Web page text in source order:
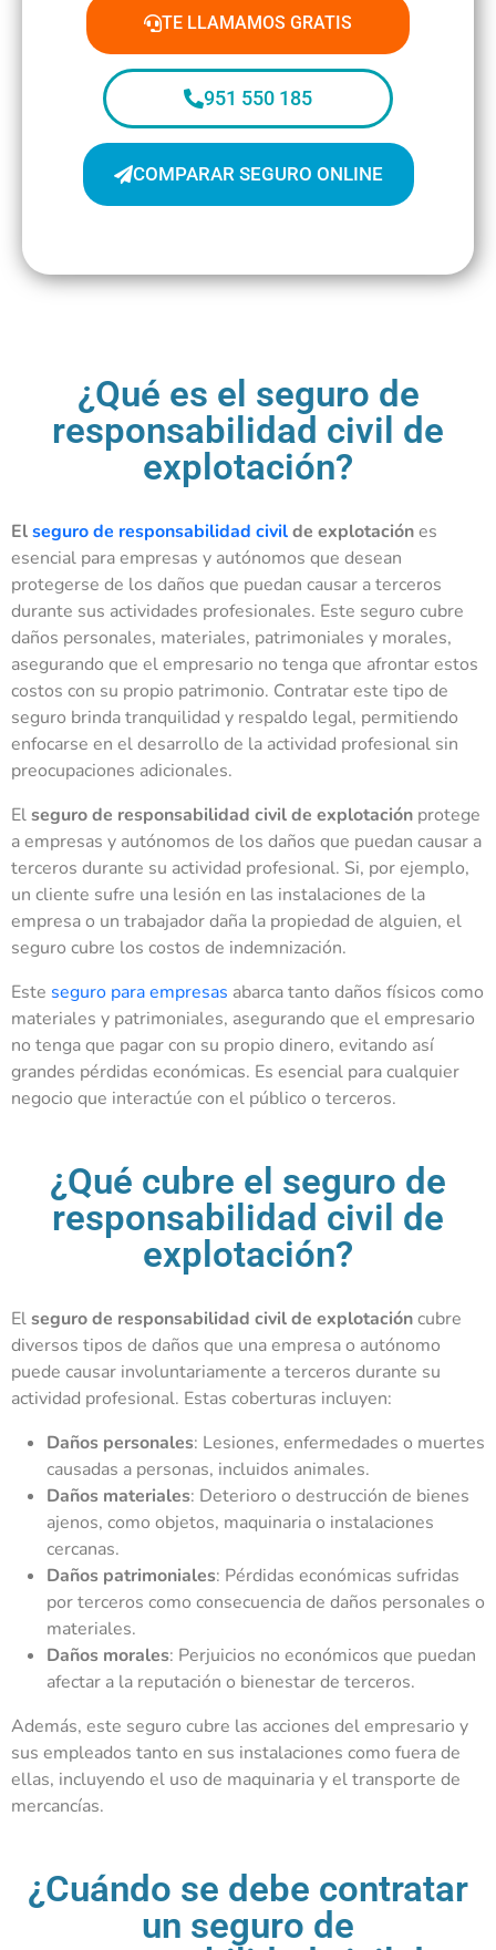
TE LLAMAMOS GRATIS
951 550 185
COMPARAR SEGURO ONLINE
¿Qué es el seguro de
responsabilidad civil de
explotación?
Elseguro de responsabilidad civilde explotaciónes
esencial para empresas y autónomos que desean
protegerse de los daños que puedan causar a terceros
durante sus actividades profesionales. Este seguro cubre
daños personales, materiales, patrimoniales y morales,
asegurando que el empresario no tenga que afrontar estos
costos con su propio patrimonio. Contratar este tipo de
seguro brinda tranquilidad y respaldo legal, permitiendo
enfocarse en el desarrollo de la actividad profesional sin
preocupaciones adicionales.
Elseguro de responsabilidad civil de explotación protege
a empresas y autónomos de los daños que puedan causar a
terceros durante su actividad profesional. Si, por ejemplo,
un cliente sufre una lesión en las instalaciones de la
empresa o un trabajador daña la propiedad de alguien, el
seguro cubre los costos de indemnización.
Este seguro para empresas abarca tanto daños físicos como
materiales y patrimoniales, asegurando que el empresario
no tenga que pagar con su propio dinero, evitando así
grandes pérdidas económicas. Es esencial para cualquier
negocio que interactúe con el público o terceros.
¿Qué cubre el seguro de
responsabilidad civil de
explotación?
Elseguro de responsabilidad civil de explotacióncubre
diversos tipos de daños que una empresa o autónomo
puede causar involuntariamente a terceros durante su
actividad profesional. Estas coberturas incluyen:
Daños personales: Lesiones, enfermedades o muertes
causadas a personas, incluidos animales.
Daños materiales: Deterioro o destrucción de bienes
ajenos, como objetos, maquinaria o instalaciones
cercanas.
Daños patrimoniales: Pérdidas económicas sufridas
por terceros como consecuencia de daños personales o
materiales.
Daños morales: Perjuicios no económicos que puedan
afectar a la reputación o bienestar de terceros.
Además, este seguro cubre las acciones del empresario y
sus empleados tanto en sus instalaciones como fuera de
ellas, incluyendo el uso de maquinaria y el transporte de
mercancías.
¿Cuándo se debe contratar
un seguro de